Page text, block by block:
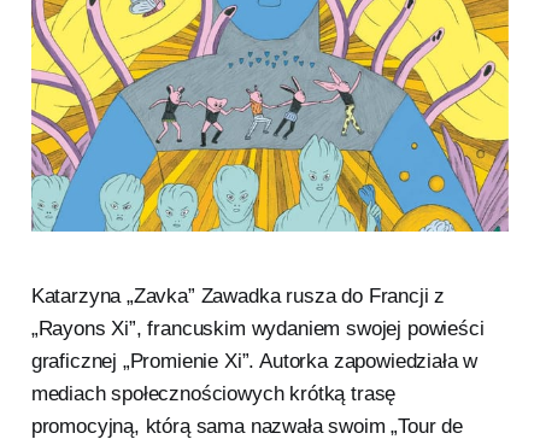
Katarzyna „Zavka” Zawadka rusza do Francji z
„Rayons Xi”, francuskim wydaniem swojej powieści
graficznej „Promienie Xi”. Autorka zapowiedziała w
mediach społecznościowych krótką trasę
promocyjną, którą sama nazwała swoim „Tour de